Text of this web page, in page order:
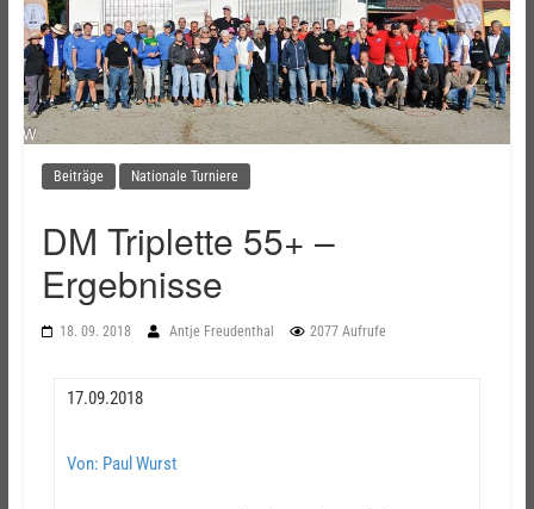
Beiträge Nationale Turniere
DM Triplette 55+ –
Ergebnisse
18. 09. 2018 Antje Freudenthal 2077 Aufrufe
17.09.2018
Von: Paul Wurst